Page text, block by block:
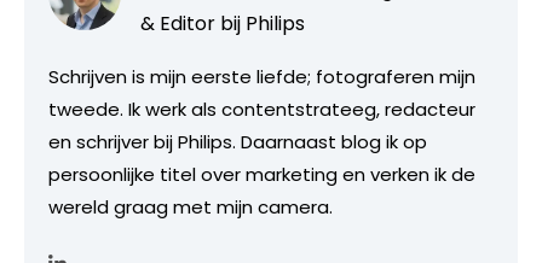
& Editor bij Philips
Schrijven is mijn eerste liefde; fotograferen mijn
tweede. Ik werk als contentstrateeg, redacteur
en schrijver bij Philips. Daarnaast blog ik op
persoonlijke titel over marketing en verken ik de
wereld graag met mijn camera.